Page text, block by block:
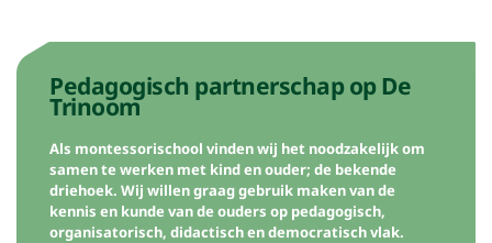
Pedagogisch partnerschap op De
Trinoom
Als montessorischool vinden wij het noodzakelijk om
samen te werken met kind en ouder; de bekende
driehoek. Wij willen graag gebruik maken van de
kennis en kunde van de ouders op pedagogisch,
organisatorisch, didactisch en democratisch vlak.